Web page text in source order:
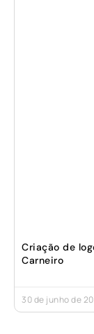
Criação de
Carneiro
30 de junho de